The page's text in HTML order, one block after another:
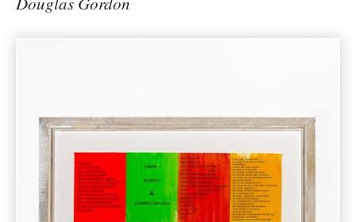
Douglas Gordon